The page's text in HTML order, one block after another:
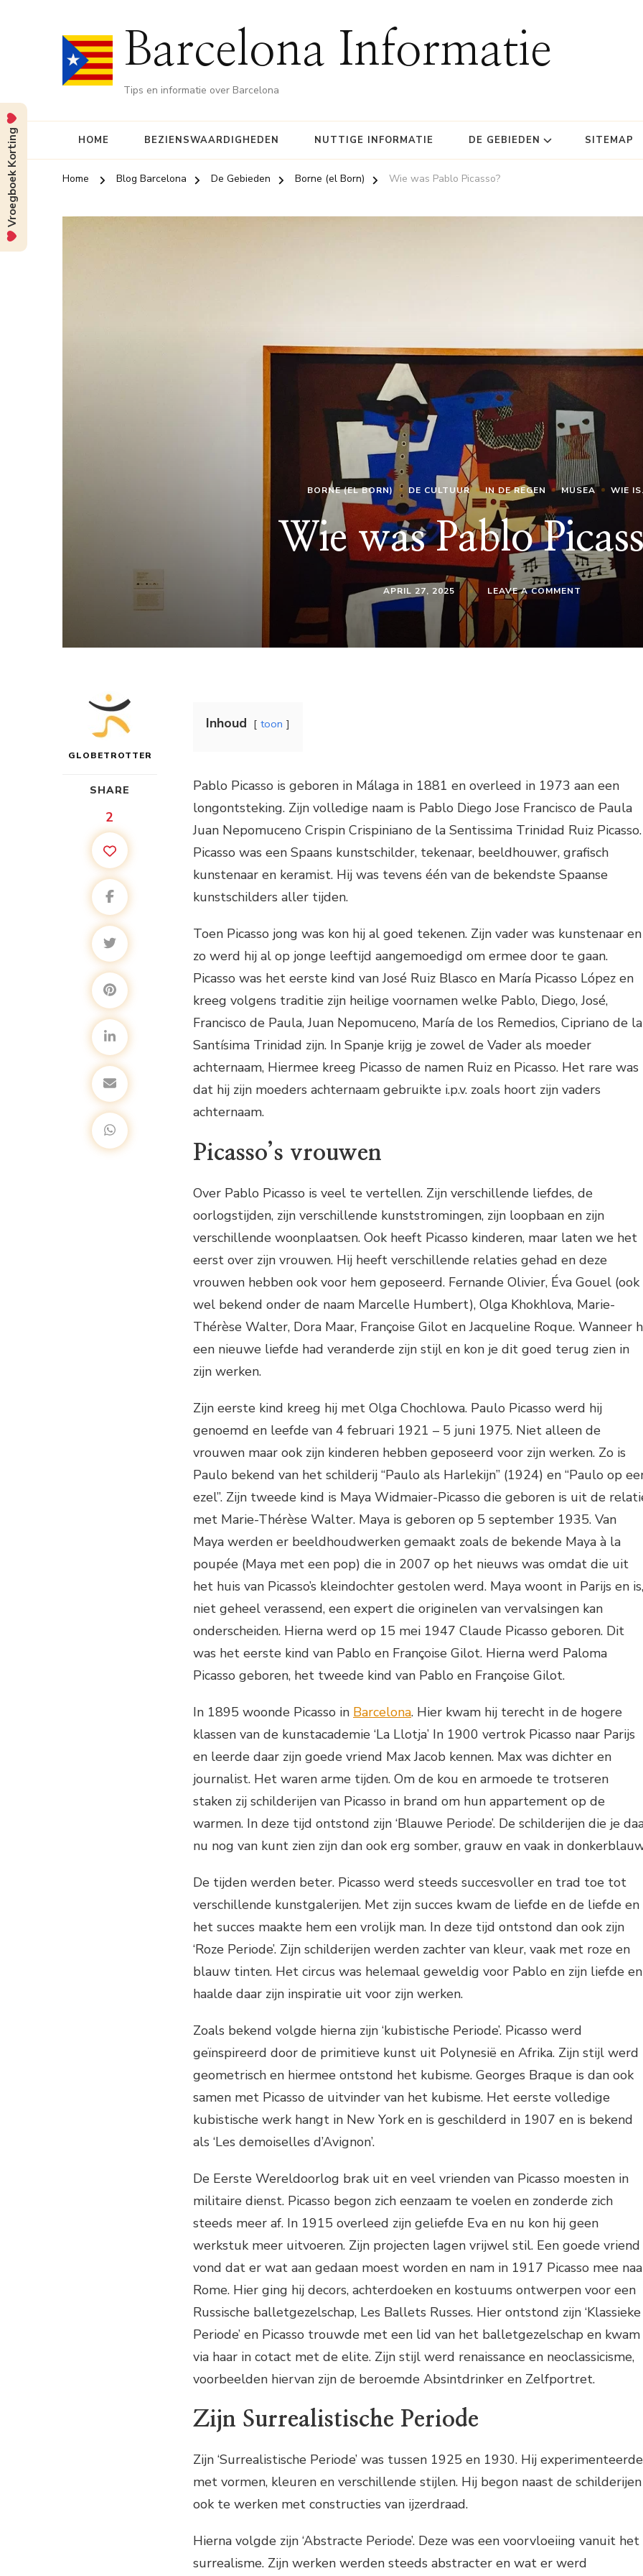
Barcelona Informatie
Tips en informatie over Barcelona
HOME BEZIENSWAARDIGHEDEN NUTTIGE INFORMATIE DE GEBIEDEN SITEMAP
Home Blog Barcelona De Gebieden Borne (el Born) Wie was Pablo Picasso?
BORNE (EL BORN) DE CULTUUR IN DE REGEN MUSEA WIE
Wie was Pablo
APRIL 27, 2025 LEAVE A COMMENT
GLOBETROTTER
SHARE
2
Inhoud toon
Pablo Picasso is geboren in Málaga in 1881 en overleed in 1973 aan een
longontsteking. Zijn volledige naam is Pablo Diego Jose Francisco de Paula
Juan Nepomuceno Crispin Crispiniano de la Sentissima Trinidad Ruiz Picasso.
Picasso was een Spaans kunstschilder, tekenaar, beeldhouwer, grafisch
kunstenaar en keramist. Hij was tevens één van de bekendste Spaanse
kunstschilders aller tijden.
Toen Picasso jong was kon hij al goed tekenen. Zijn vader was kunstenaar en
zo werd hij al op jonge leeftijd aangemoedigd om ermee door te gaan.
Picasso was het eerste kind van José Ruiz Blasco en María Picasso López en
kreeg volgens traditie zijn heilige voornamen welke Pablo, Diego, José,
Francisco de Paula, Juan Nepomuceno, María de los Remedios, Cipriano de la
Santísima Trinidad zijn. In Spanje krijg je zowel de Vader als moeder
achternaam, Hiermee kreeg Picasso de namen Ruiz en Picasso. Het rare was
dat hij zijn moeders achternaam gebruikte i.p.v. zoals hoort zijn vaders
achternaam.
Picasso’s vrouwen
Over Pablo Picasso is veel te vertellen. Zijn verschillende liefdes, de
oorlogstijden, zijn verschillende kunststromingen, zijn loopbaan en zijn
verschillende woonplaatsen. Ook heeft Picasso kinderen, maar laten we het
eerst over zijn vrouwen. Hij heeft verschillende relaties gehad en deze
vrouwen hebben ook voor hem geposeerd. Fernande Olivier, Éva Gouel (ook
wel bekend onder de naam Marcelle Humbert), Olga Khokhlova, Marie-
Thérèse Walter, Dora Maar, Françoise Gilot en Jacqueline Roque. Wanneer
een nieuwe liefde had veranderde zijn stijl en kon je dit goed terug zien in
zijn werken.
Zijn eerste kind kreeg hij met Olga Chochlowa. Paulo Picasso werd hij
genoemd en leefde van 4 februari 1921 – 5 juni 1975. Niet alleen de
vrouwen maar ook zijn kinderen hebben geposeerd voor zijn werken. Zo is
Paulo bekend van het schilderij “Paulo als Harlekijn” (1924) en “Paulo op
ezel”. Zijn tweede kind is Maya Widmaier-Picasso die geboren is uit de
met Marie-Thérèse Walter. Maya is geboren op 5 september 1935. Van
Maya werden er beeldhoudwerken gemaakt zoals de bekende Maya à la
poupée (Maya met een pop) die in 2007 op het nieuws was omdat die uit
het huis van Picasso’s kleindochter gestolen werd. Maya woont in Parijs en is,
niet geheel verassend, een expert die originelen van vervalsingen kan
onderscheiden. Hierna werd op 15 mei 1947 Claude Picasso geboren. Dit
was het eerste kind van Pablo en Françoise Gilot. Hierna werd Paloma
Picasso geboren, het tweede kind van Pablo en Françoise Gilot.
In 1895 woonde Picasso in Barcelona. Hier kwam hij terecht in de hogere
klassen van de kunstacademie ‘La Llotja’ In 1900 vertrok Picasso naar Parijs
en leerde daar zijn goede vriend Max Jacob kennen. Max was dichter en
journalist. Het waren arme tijden. Om de kou en armoede te trotseren
staken zij schilderijen van Picasso in brand om hun appartement op de
warmen. In deze tijd ontstond zijn ‘Blauwe Periode’. De schilderijen die je
nu nog van kunt zien zijn dan ook erg somber, grauw en vaak in
De tijden werden beter. Picasso werd steeds succesvoller en trad toe tot
verschillende kunstgalerijen. Met zijn succes kwam de liefde en de liefde en
het succes maakte hem een vrolijk man. In deze tijd ontstond dan ook zijn
‘Roze Periode’. Zijn schilderijen werden zachter van kleur, vaak met roze en
blauw tinten. Het circus was helemaal geweldig voor Pablo en zijn liefde en
haalde daar zijn inspiratie uit voor zijn werken.
Zoals bekend volgde hierna zijn ‘kubistische Periode’. Picasso werd
geïnspireerd door de primitieve kunst uit Polynesië en Afrika. Zijn stijl werd
geometrisch en hiermee ontstond het kubisme. Georges Braque is dan ook
samen met Picasso de uitvinder van het kubisme. Het eerste volledige
kubistische werk hangt in New York en is geschilderd in 1907 en is bekend
als ‘Les demoiselles d’Avignon’.
De Eerste Wereldoorlog brak uit en veel vrienden van Picasso moesten in
militaire dienst. Picasso begon zich eenzaam te voelen en zonderde zich
steeds meer af. In 1915 overleed zijn geliefde Eva en nu kon hij geen
werkstuk meer uitvoeren. Zijn projecten lagen vrijwel stil. Een goede vriend
vond dat er wat aan gedaan moest worden en nam in 1917 Picasso mee
Rome. Hier ging hij decors, achterdoeken en kostuums ontwerpen voor een
Russische balletgezelschap, Les Ballets Russes. Hier ontstond zijn ‘Klassieke
Periode’ en Picasso trouwde met een lid van het balletgezelschap en kwam
via haar in cotact met de elite. Zijn stijl werd renaissance en neoclassicisme,
voorbeelden hiervan zijn de beroemde Absintdrinker en Zelfportret.
Zijn Surrealistische Periode
Zijn ‘Surrealistische Periode’ was tussen 1925 en 1930. Hij experimenteerde
met vormen, kleuren en verschillende stijlen. Hij begon naast de schilderijen
ook te werken met constructies van ijzerdraad.
Hierna volgde zijn ‘Abstracte Periode’. Deze was een voorvloeiing vanuit het
surrealisme. Zijn werken werden steeds abstracter en wat er werd
Vroegboek Korting